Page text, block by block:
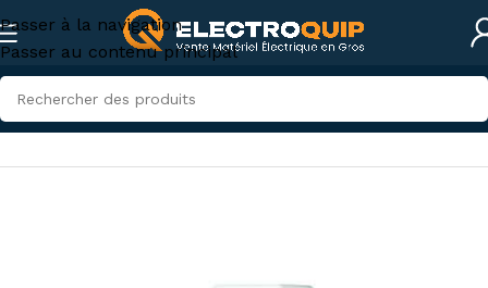
Passer à la navigation
Passer au contenu principal
Accueil/Eclairage/Relais et Temporisateurs